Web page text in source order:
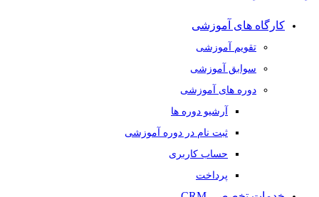
کارگاه های آموزشی
تقویم آموزشی
سوابق آموزشی
دوره های آموزشی
آرشیو دوره ها
ثبت نام در دوره آموزشی
حساب کاربری
پرداخت